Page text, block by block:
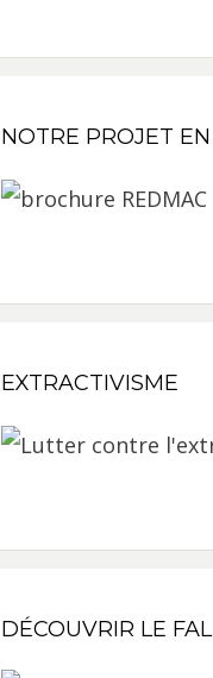
NOTRE PROJET
EXTRACTIVISME
DÉCOUVRIR LE